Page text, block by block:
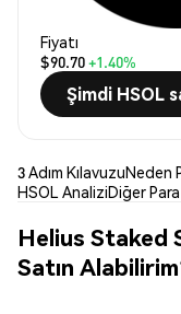
Fiyatı
$90.70+1.40%
Şimdi HSOL
3 Adım KılavuzuNeden
HSOL AnaliziDiğer
Helius Staked
Satın